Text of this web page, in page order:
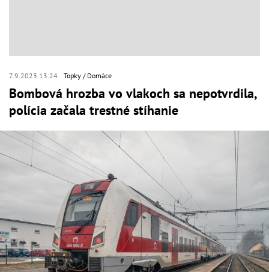
7.9.2023 13:24 Topky Domáce
Bombová hrozba vo vlakoch sa nepotvrdila,
polícia začala trestné stíhanie